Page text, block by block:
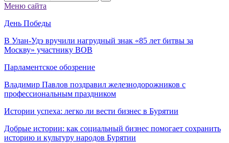
Меню сайта
День Победы
В Улан-Удэ вручили нагрудный знак «85 лет битвы за
Москву» участнику ВОВ
Парламентское обозрение
Владимир Павлов поздравил железнодорожников с
профессиональным праздником
Истории успеха: легко ли вести бизнес в Бурятии
Добрые истории: как социальный бизнес помогает сохранить
историю и культуру народов Бурятии